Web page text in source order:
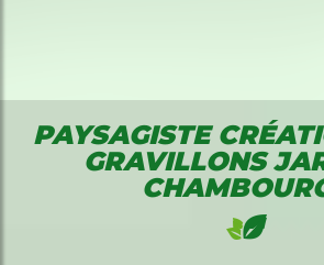
PAYSAGISTE
GRAVILLONS